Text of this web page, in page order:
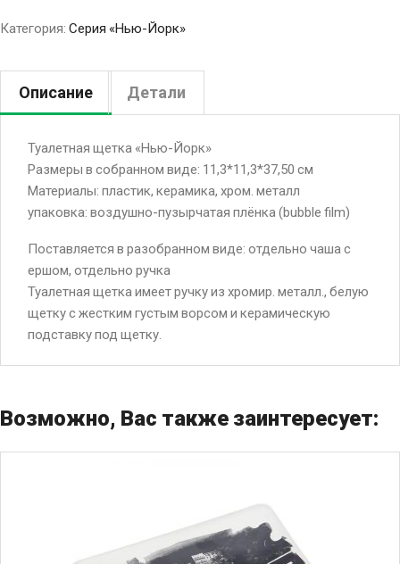
Категория: Серия «Нью-Йорк»
Описание Детали
Туалетная щетка «Нью-Йорк»
Размеры в собранном виде: 11,3*11,3*37,50 см
Материалы: пластик, керамика, хром. металл
упаковка: воздушно-пузырчатая плёнка (bubble film)
Поставляется в разобранном виде: отдельно чаша с
ершом, отдельно ручка
Туалетная щетка имеет ручку из хромир. металл., белую
щетку с жестким густым ворсом и керамическую
подставку под щетку.
Возможно, Вас также заинтересует: